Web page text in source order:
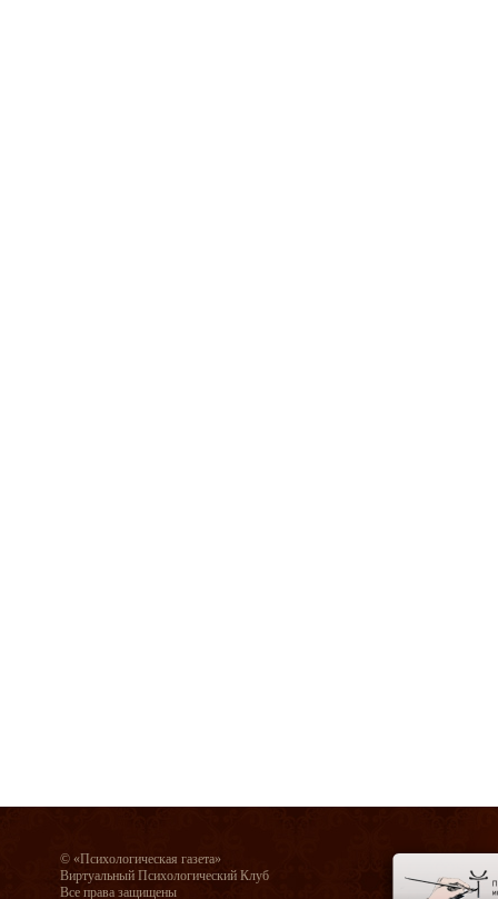
© «Психологическая газета»
Виртуальный Психологический Клуб
Все права защищены